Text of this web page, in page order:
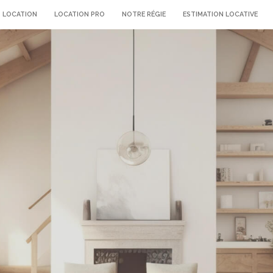
LOCATION LOCATION PRO NOTRE RÉGIE ESTIMATION LOCATIVE
voir les0annonces